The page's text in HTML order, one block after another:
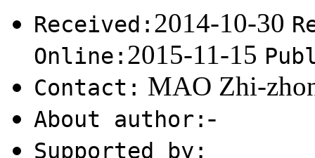
Received: 2014-10-30
Online: 2015-11-15
Contact: MAO Zhi-
About author: -
Supported by: